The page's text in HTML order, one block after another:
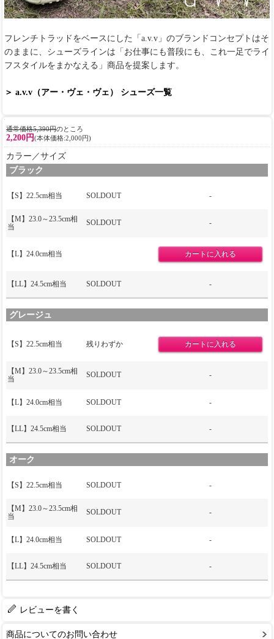
フレンチトラッドをベースにした「a.v.v」のブランドコンセプトはそ
のままに、シューズラインは「お仕事にも普段にも、これ一足でライ
フスタイルをまかなえる」商品を提案します。
＞ a.v.v（アー・ヴェ・ヴェ） シューズ一覧
通常価格5,390円のところ
2,200円(本体価格:2,000円)
カラー／サイズ
ブラック
【S】22.5cm相当 SOLDOUT -
【M】23.0～23.5cm相
当
SOLDOUT -
【L】24.0cm相当
【LL】24.5cm相当 SOLDOUT -
グレージュ
【S】22.5cm相当 残りわずか
【M】23.0～23.5cm相
当
SOLDOUT -
【L】24.0cm相当 SOLDOUT -
【LL】24.5cm相当 SOLDOUT -
オーク
【S】22.5cm相当 SOLDOUT -
【M】23.0～23.5cm相
当
SOLDOUT -
【L】24.0cm相当 SOLDOUT -
【LL】24.5cm相当 SOLDOUT -
レビューを書く
商品についてのお問い合わせ